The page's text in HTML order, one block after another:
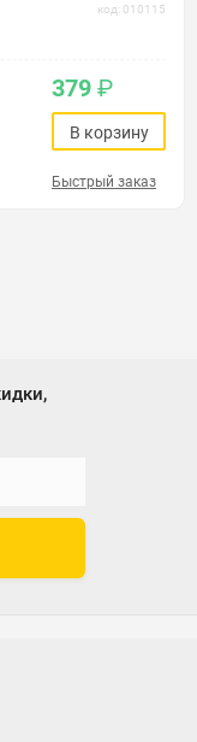
код: 010115
379 ₽
В корзину
Быстрый заказ